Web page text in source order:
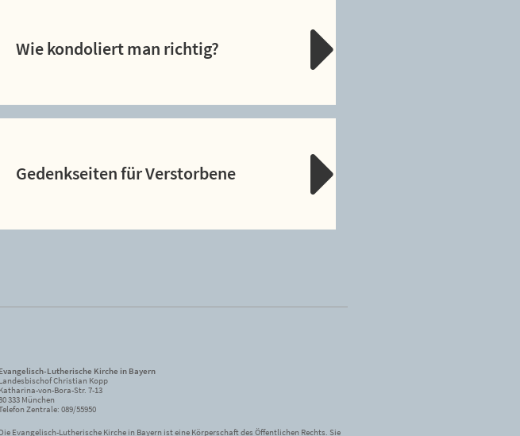
Wie kondoliert man richtig?
Gedenkseiten für Verstorbene
Evangelisch-Lutherische Kirche in Bayern
Landesbischof Christian Kopp
Katharina-von-Bora-Str. 7-13
333 München
Zentrale: 089/55950
Die Evangelisch-Lutherische Kirche in Bayern ist eine Körperschaft des Öffentlichen Rechts. Sie